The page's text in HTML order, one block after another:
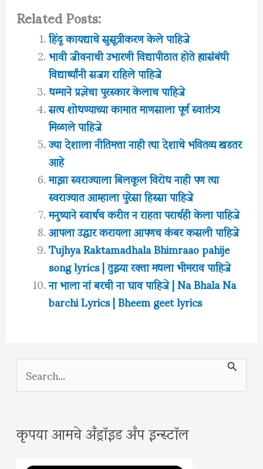
Related Posts:
हिंदू कायद्याचे सुसूत्रीकरण केले पाहिजे
भावी जीवनाची उभारणी विद्यापीठात होते ह्यासंबंधी
विद्यार्थ्यांनी सजग राहिले पाहिजे
धम्माने प्रज्ञेचा पुरस्कार केलाच पाहिजे
सत्य शोधण्याच्या कामात माणसाला पूर्ण स्वातंत्र्य
मिळाले पाहिजे
ज्या देशाला नीतिमत्ता नाही त्या देशाचे भवितव्य खडतर
आहे
माझा स्वराज्याला बिलकूल विरोध नाही पण त्या
स्वराज्यात आम्हाला पुरेसा हिस्सा पाहिजे
मनुष्याने स्वार्थच करीत न राहता परार्थही केला पाहिजे
आपला उद्धार करायला आपणच कंबर कसली पाहिजे
Tujhya Raktamadhala Bhimraao pahije
song lyrics | तुझ्या रक्ता मधला भीमराव पाहिजे
ना भाला नां बरची ना घाव पाहिजे | Na Bhala Na
barchi Lyrics | Bheem geet lyrics
S
e
r
c
कृपया आमचे अँड्रॉइड अँप इन्स्टॉल